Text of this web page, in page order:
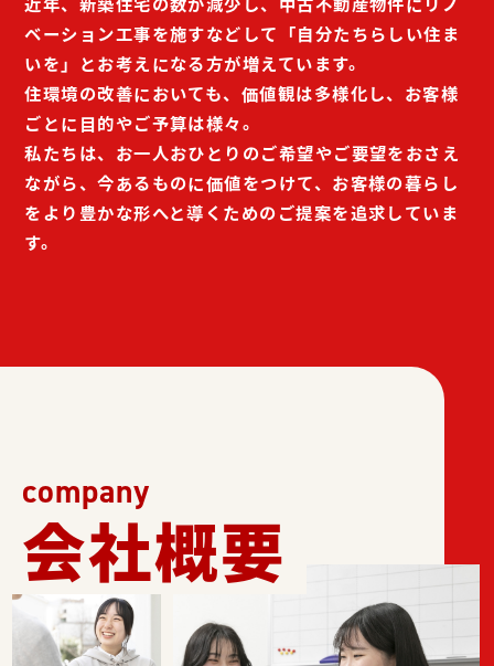
近年、新築住宅の数が減少し、中古不動産物件にリノ
ベーション工事を施すなどして「自分たちらしい住ま
いを」とお考えになる方が増えています。
住環境の改善においても、価値観は多様化し、お客様
ごとに目的やご予算は様々。
私たちは、お一人おひとりのご希望やご要望をおさえ
ながら、今あるものに価値をつけて、お客様の暮らし
をより豊かな形へと導くためのご提案を追求していま
す。
company
会社概要